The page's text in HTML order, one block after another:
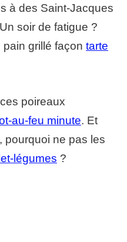
à des Saint-Jacques
soir de fatigue ?
grillé façon tarte
poireaux
au-feu minute. Et
pourquoi ne pas les
légumes ?